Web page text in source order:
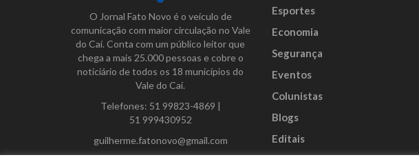
O Jornal Fato Novo é o veículo de
comunicação com maior circulação no Vale
do Caí. Conta com um público leitor que
chega a mais 25.000 pessoas e cobre o
noticiário de todos os 18 municípios do
Vale do Caí.
Telefones: 51 99823-4869 |
51 999430952
guilherme.fatonovo@gmail.com
Esportes
Economia
Segurança
Eventos
Colunistas
Blogs
Editais